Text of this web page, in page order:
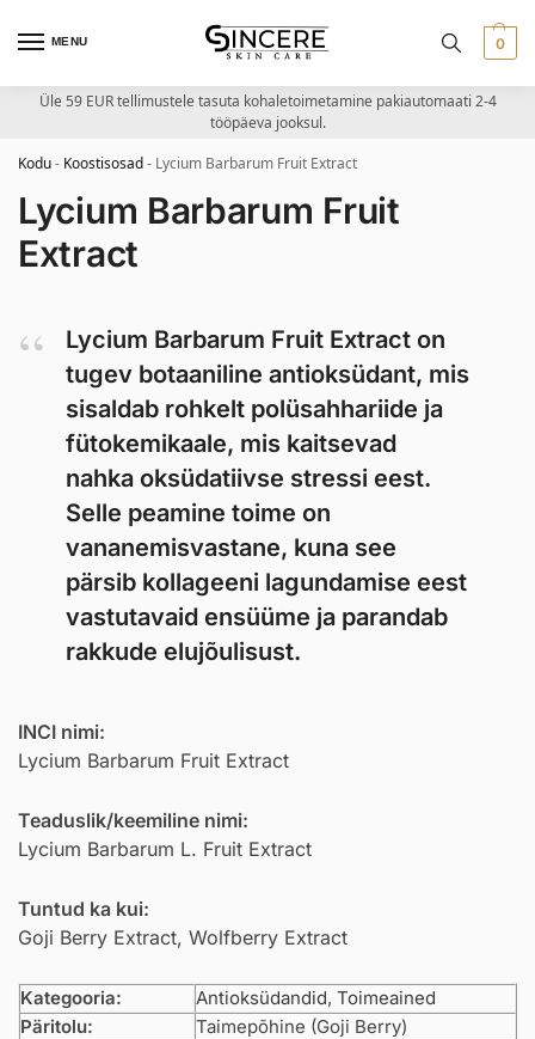
MENU 0
Üle 59 EUR tellimustele tasuta kohaletoimetamine pakiautomaati 2-4
tööpäeva jooksul.
Kodu- Koostisosad- Lycium Barbarum Fruit Extract
Lycium Barbarum Fruit
Extract
Lycium Barbarum Fruit Extract on
tugev botaaniline antioksüdant, mis
sisaldab rohkelt polüsahhariide ja
fütokemikaale, mis kaitsevad
nahka oksüdatiivse stressi eest.
Selle peamine toime on
vananemisvastane, kuna see
pärsib kollageeni lagundamise eest
vastutavaid ensüüme ja parandab
rakkude elujõulisust.
INCI nimi:
Lycium Barbarum Fruit Extract
Teaduslik/keemiline nimi:
Lycium Barbarum L. Fruit Extract
Tuntud ka kui:
Goji Berry Extract, Wolfberry Extract
Kategooria: Antioksüdandid, Toimeained
Päritolu:
Taimepõhine (Goji Berry)